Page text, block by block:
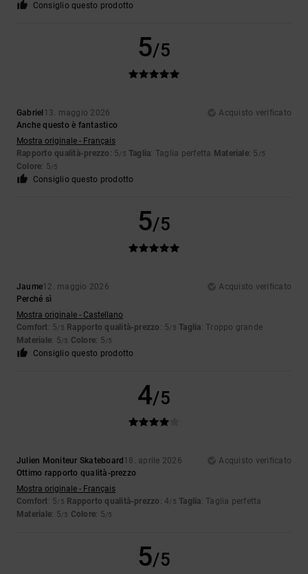
Consiglio questo prodotto
5/5
Gabriel 13. maggio 2026
Acquisto verificato
Anche questo è fantastico
Mostra originale - Français
Rapporto qualità-prezzo : 5/5 Taglia: Taglia perfetta Materiale: 5 /5
Colore: 5/5
Consiglio questo prodotto
5/5
Jaume12. maggio 2026
Acquisto verificato
Perché sì
Mostra originale - Castellano
Comfort: 5/5 Rapporto qualità-prezzo : 5/5 Taglia: Troppo grande
Materiale: 5/5 Colore: 5/5
Consiglio questo prodotto
4/5
Julien Moniteur Skateboard 18. aprile 2026
Acquisto verificato
Ottimo rapporto qualità-prezzo
Mostra originale - Français
Comfort: 5/5 Rapporto qualità-prezzo : 4/5 Taglia: Taglia perfetta
Materiale: 5/5 Colore: 5/5
5/5